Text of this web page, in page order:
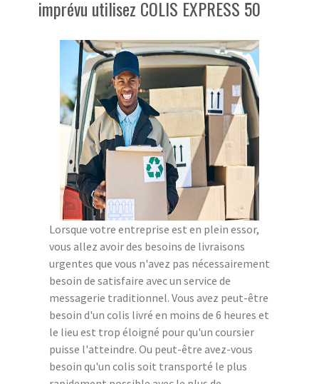
imprévu utilisez COLIS EXPRESS 50
Lorsque votre entreprise est en plein essor,
vous allez avoir des besoins de livraisons
urgentes que vous n'avez pas nécessairement
besoin de satisfaire avec un service de
messagerie traditionnel. Vous avez peut-être
besoin d'un colis livré en moins de 6 heures et
le lieu est trop éloigné pour qu'un coursier
puisse l'atteindre. Ou peut-être avez-vous
besoin qu'un colis soit transporté le plus